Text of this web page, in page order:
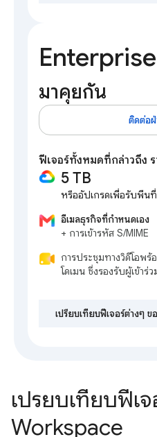
Enterprise
มาคุยกัน
ติดต่อ
ฟีเจอร์ทั้งหมดที่กล่าวถึง
5 TB
หรืออัปเกรดเพื่อรับพื้น
อีเมลธุรกิจที่กำหนดเอง
+ การเข้ารหัส S/MIME
การประชุมทางวิดีโอพร้
โดเมน ซึ่งรองรับผู้เข้าร่
เปรียบเทียบฟีเจอร์ต่างๆ
เปรียบเทียบฟีเ
Workspace